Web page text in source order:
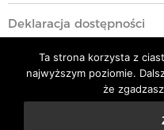
Deklaracja dostępności
Standardy Ochrony
Polityka przeciwko
Ta strona korzysta z
najwyższym poziomie.
że